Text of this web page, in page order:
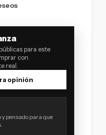
para este
con
real.
opinión
y pensado para que